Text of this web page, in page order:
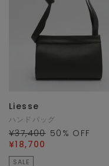
Liesse
ハンドバッグ
¥37,400 50 % OFF
¥18,700
SALE